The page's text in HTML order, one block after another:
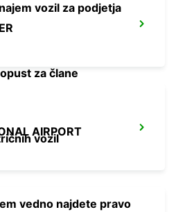
AIRPORT
vozil za podjetja
za člane
vozil
vedno najdete pravo